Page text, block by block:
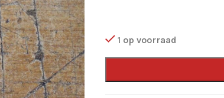
1 op voorraad